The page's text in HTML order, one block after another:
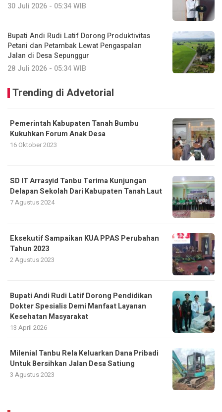
30 Juli 2026 - 05:34 WIB
Bupati Andi Rudi Latif Dorong Produktivitas
Petani dan Petambak Lewat Pengaspalan
Jalan di Desa Sepunggur
28 Juli 2026 - 05:34 WIB
Trending di Advetorial
Pemerintah Kabupaten Tanah Bumbu
Kukuhkan Forum Anak Desa
16 Oktober 2023
SD IT Arrasyid Tanbu Terima Kunjungan
Delapan Sekolah Dari Kabupaten Tanah Laut
7 Agustus 2024
Eksekutif Sampaikan KUA PPAS Perubahan
Tahun 2023
2 Agustus 2023
Bupati Andi Rudi Latif Dorong Pendidikan
Dokter Spesialis Demi Manfaat Layanan
Kesehatan Masyarakat
13 April 2026
Milenial Tanbu Rela Keluarkan Dana Pribadi
Untuk Bersihkan Jalan Desa Satiung
3 Agustus 2023